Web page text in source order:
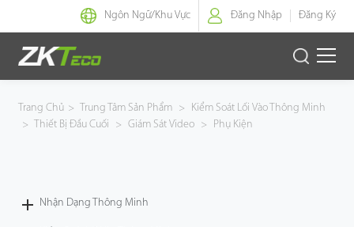
Ngôn Ngữ/Khu Vực Đăng Nhập Đăng Ký
Nhận Dạng Thông Minh
Trang Chủ > Trung Tâm Sản Phẩm >
Kiểm Soát Lối Vào Thông Minh
>
Thiết Bị Đầu Cuối > Giám Sát Video > Phụ Kiện
Nhận Dạng Thông Minh